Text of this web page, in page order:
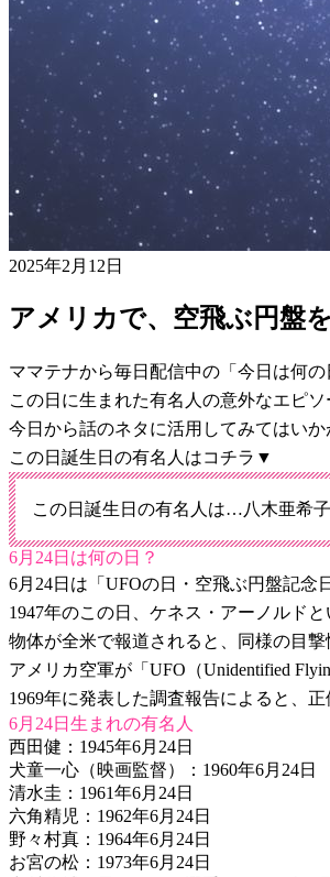
2025年2月12日
アメリカで、空飛ぶ円盤
ママテナから毎日配信中の「今日は何の
この日に生まれた有名人の意外なエピ
今日から話のネタに活用してみてはいか
この日誕生日の有名人はコチラ▼
この日誕生日の有名人は…八木亜希子
6月24日は何の日？
6月24日は「UFOの日・空飛ぶ円盤記念
1947年のこの日、ケネス・アーノルド
物体が全米で報道されると、同様の目撃
アメリカ空軍が「UFO（Unidentified
1969年に発表した調査報告によると、
6月24日生まれの有名人
西田健：1945年6月24日
犬童一心（映画監督）：1960年6月24日
清水圭：1961年6月24日
六角精児：1962年6月24日
野々村真：1964年6月24日
お宮の松：1973年6月24日